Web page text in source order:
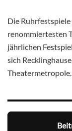
Die
renommiertesten
jährlichen
sich
Theatermetropole.